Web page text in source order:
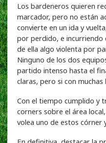
Los bardeneros quieren
marcador, pero no están
convierte en un ida y
por perdido, e incurriendo
de ella algo violenta por
Ninguno de los dos
partido intenso hasta el
claras, pero si con muchas
Con el tiempo cumplido y
corners sobre el área
volea uno de estos córner